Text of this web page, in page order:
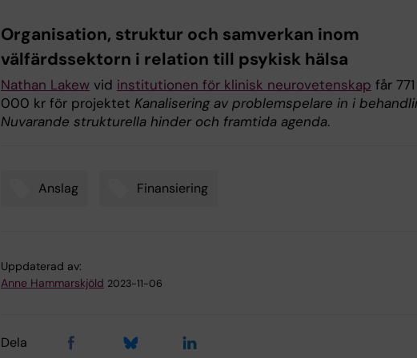
Organisation, struktur och samverkan inom
välfärdssektorn i relation till psykisk hälsa
Nathan Lakew vid institutionen för klinisk neurovetenskap får 771
000 kr för projektet Kanalisering av problemspelare in i
Nuvarande strukturella hinder och framtida agenda.
Anslag Finansiering
Uppdaterad av:
Anne Hammarskjöld 2023-11-06
Dela